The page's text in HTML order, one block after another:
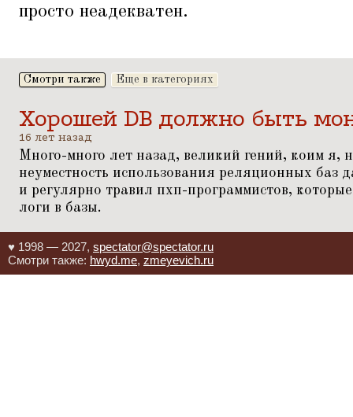
просто неадекватен.
Смотри также Еще в категориях
Хорошей DB должно быть
16 лет назад
Много-много лет назад, великий гений, коим я,
неуместность использования реляционных баз
и регулярно травил пхп-программистов,
логи в базы.
♥ 1998 — 2027, spectator@spectator.ru
Смотри также: hwyd.me, zmeyevich.ru